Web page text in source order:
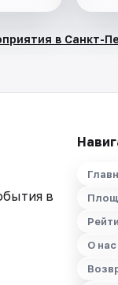
в Санкт-
в
О нас